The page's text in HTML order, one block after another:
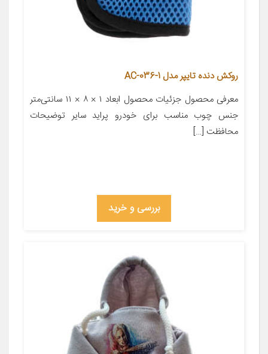
روکش دنده تایپر مدل AC-036-1
معرفی محصول جزئیات محصول ابعاد ۱ × ۸ × ۱۱ سانتی‌متر
جنس چوب مناسب برای خودرو پراید سایر توضیحات
محافظت […]
بررسی و خرید